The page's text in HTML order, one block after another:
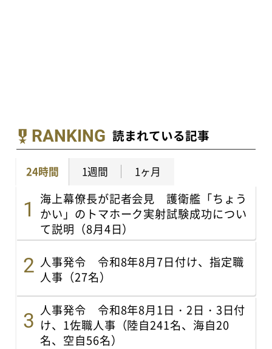
RANKING 読まれている記事
24時間 1週間 1ヶ月
海上幕僚長が記者会見 護衛艦「ちょう
かい」のトマホーク実射試験成功につい
て説明（8月4日）
人事発令 令和8年8月7日付け、指定職
人事（27名）
人事発令 令和8年8月1日・2日・3日付
け、1佐職人事（陸自241名、海自20
名、空自56名）